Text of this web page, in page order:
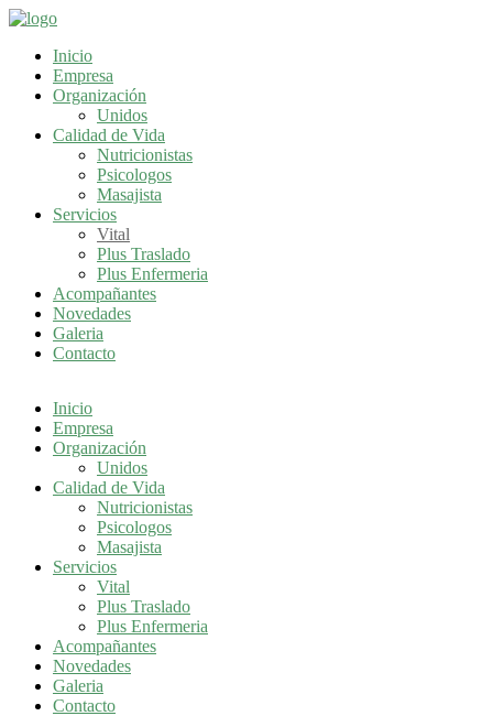
Inicio
Empresa
Organización
Unidos
Calidad de Vida
Nutricionistas
Psicologos
Masajista
Servicios
Vital
Plus Traslado
Plus Enfermeria
Acompañantes
Novedades
Galeria
Contacto
Inicio
Empresa
Organización
Unidos
Calidad de Vida
Nutricionistas
Psicologos
Masajista
Servicios
Vital
Plus Traslado
Plus Enfermeria
Acompañantes
Novedades
Galeria
Contacto